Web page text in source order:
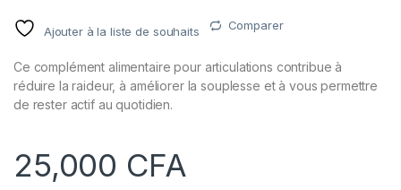
Ajouter à la liste de souhaits Comparer
Ce complément alimentaire pour articulations contribue à
réduire la raideur, à améliorer la souplesse et à vous permettre
de rester actif au quotidien.
25,000 CFA